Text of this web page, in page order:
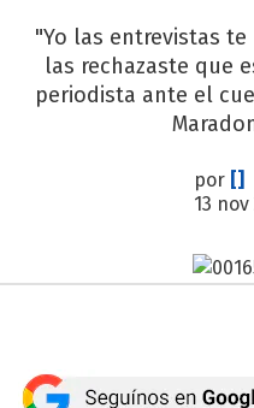
"Yo las entrevistas
las rechazaste que
periodista ante el
por []
13 nov